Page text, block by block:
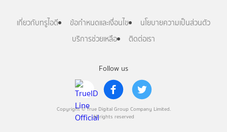
Follow us
Copyright © True Digital Group Company Limited.
All rights reserved
เกี่ยวกับทรูไอดี ข้อกำหนดและเงื่อนไข
นโยบายความเป็นส่วนตัว
บริการช่วยเหลือ
ติดต่อเรา